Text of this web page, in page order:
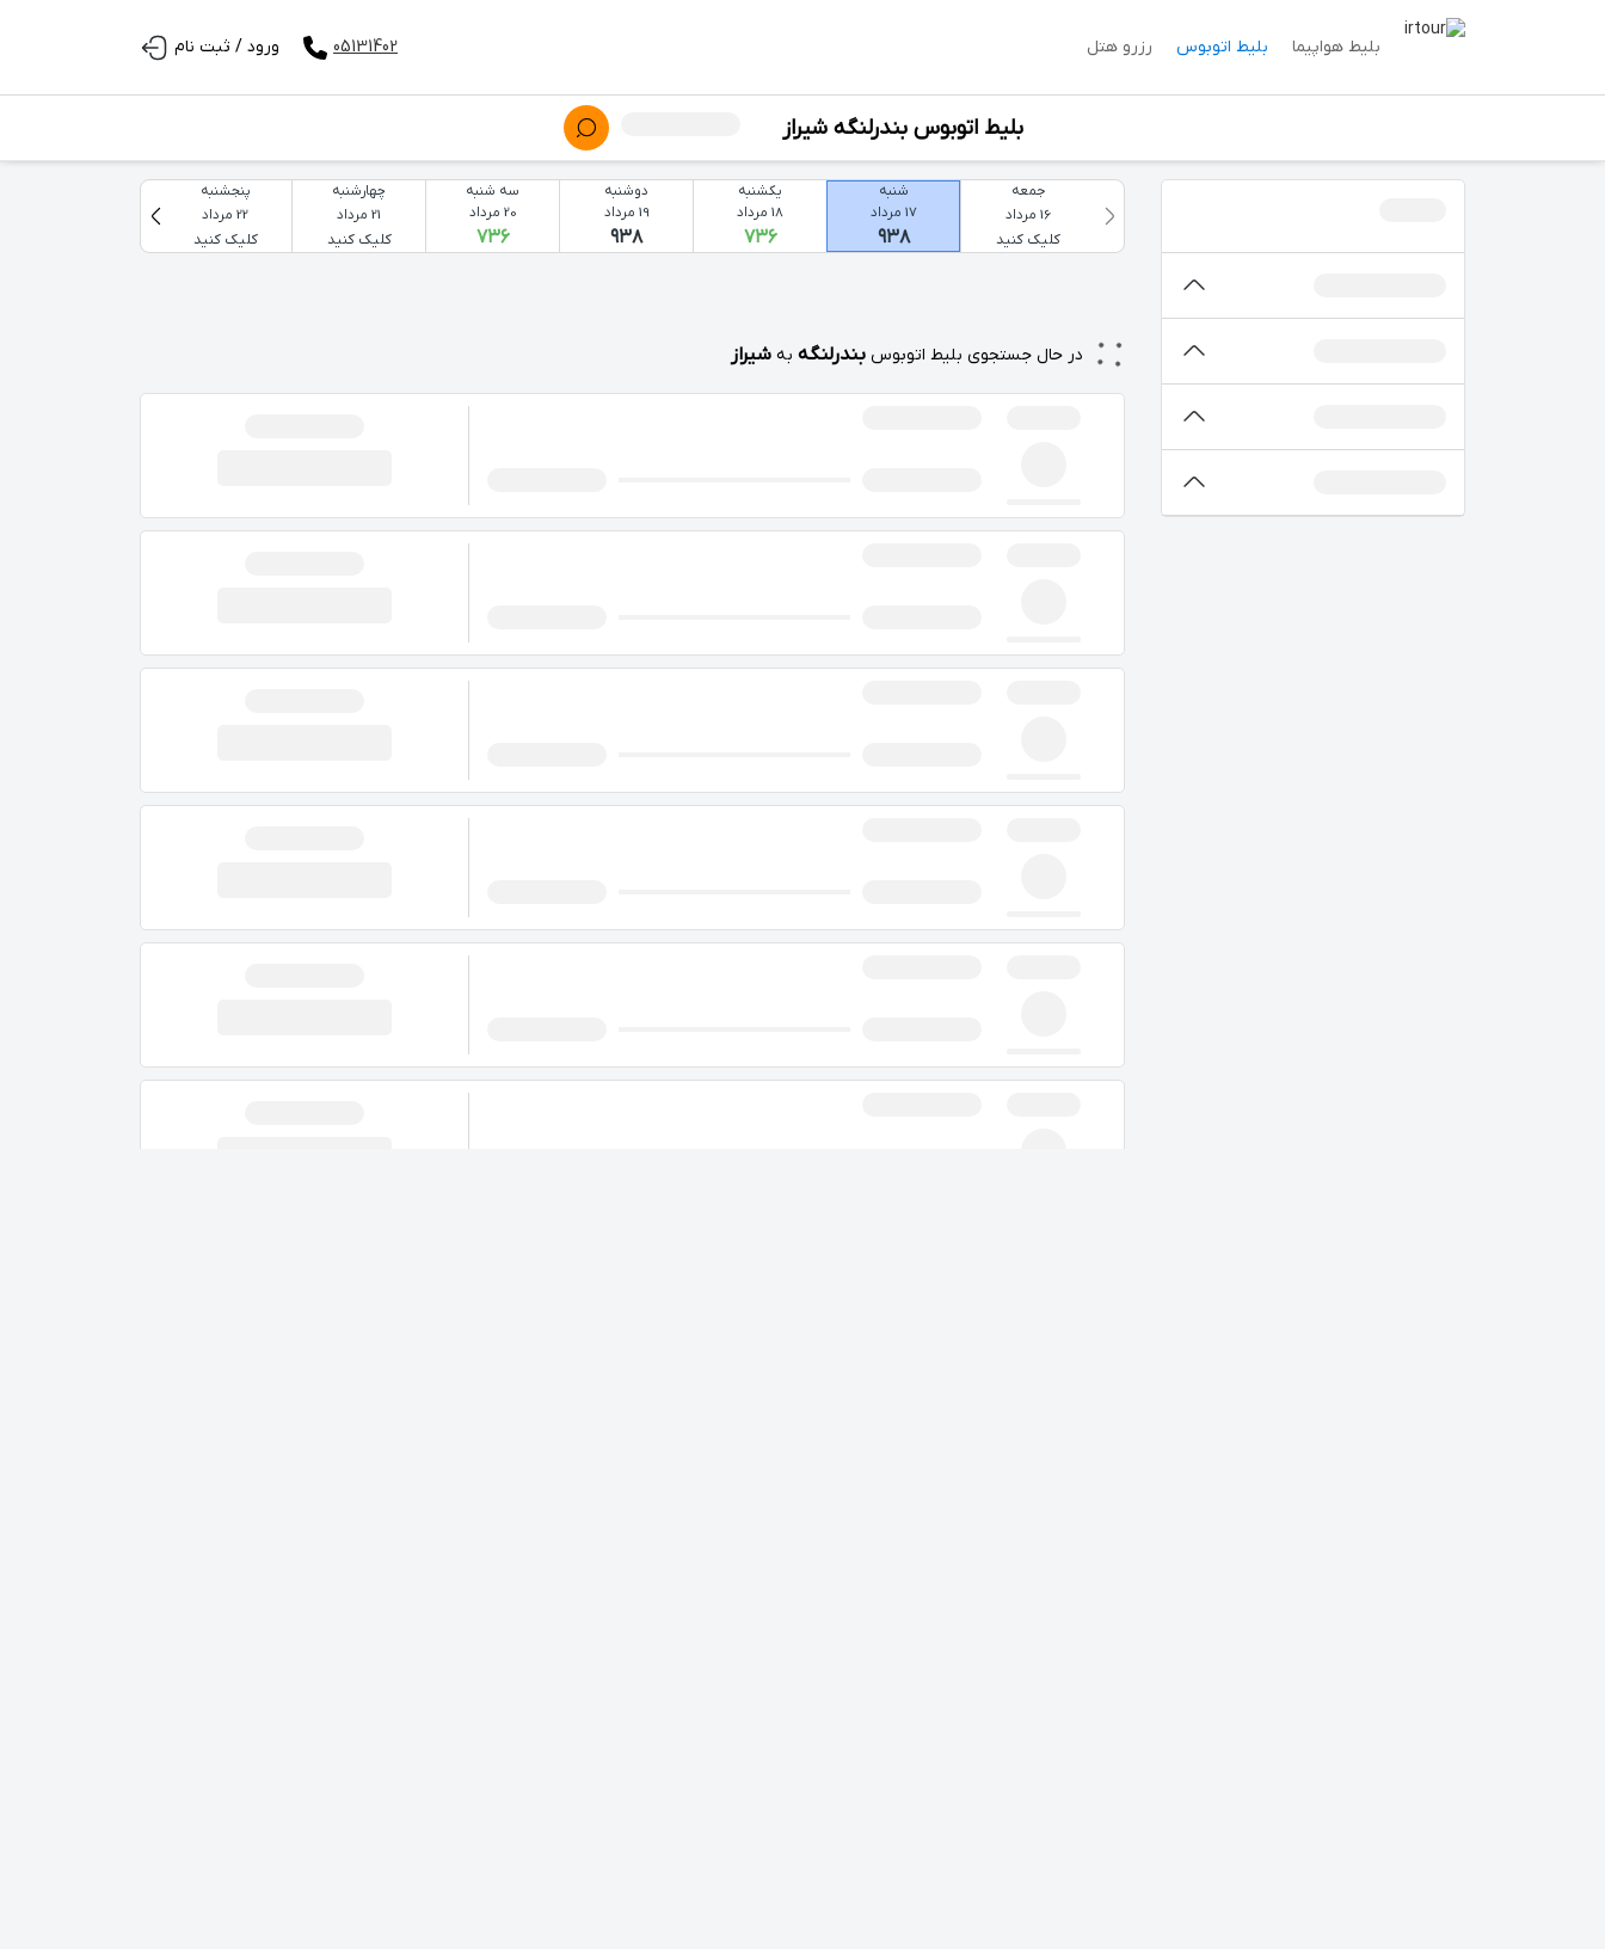
بلیط هواپیما بلیط اتوبوس رزرو هتل 05131402 ورود / ثبت نام
بلیط اتوبوس بندرلنگه شیراز
جمعه
16 مرداد
کلیک کنید
شنبه
17 مرداد
۹۳۸
یکشنبه
18 مرداد
۷۳۶
دوشنبه
19 مرداد
۹۳۸
سه شنبه
20 مرداد
۷۳۶
چهارشنبه
21 مرداد
کلیک کنید
پنجشنبه
22 مرداد
کلیک کنید
در حال جستجوی بلیط اتوبوس بندرلنگه به شیراز